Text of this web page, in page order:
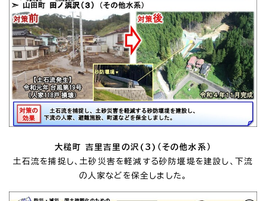
大槌町 吉里吉里の沢(3)（その他水系）
土石流を捕捉し、土砂災害を軽減する砂防堰堤を建設し、下流
の人家などを保全しました。